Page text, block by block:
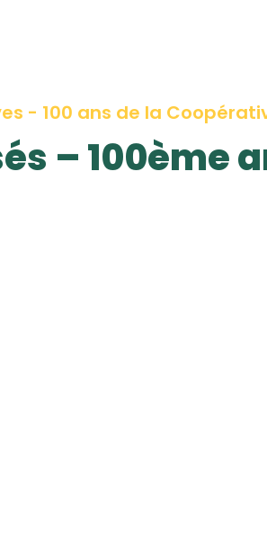
- 100 ans de la
– 100ème